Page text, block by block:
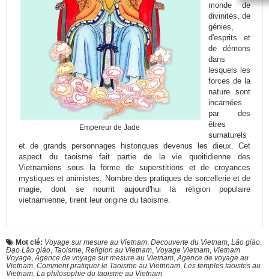
Empereur de Jade
monde de
divinités, de
génies,
d'esprits et
de démons
dans
lesquels les
forces de la
nature sont
incarnées
par des
êtres
surnaturels
et de grands personnages historiques devenus les dieux. Cet
aspect du taoisme fait partie de la vie quoitidienne des
Vietnamiens sous la forme de superstitions et de croyances
mystiques et animistes. Nombre des pratiques de sorcellerie et de
magie, dont se nourrit aujourd'hui la religion populaire
vietnamienne, tirent leur origine du taoisme.
Mot clé: Voyage sur mesure au Vietnam, Decouverte du Vietnam, Lão giáo,
Đạo Lão giáo, Taoisme, Religion au Vietnam, Voyage Vietnam, Vietnam
Voyage,Agence de voyage sur mesure au Vietnam,Agence de voyage au
Vietnam, Comment pratiquer le Taoisme au Vietnnam, Les temples taoistes au
Vietnam, La philosophie du taoisme au Vietnam